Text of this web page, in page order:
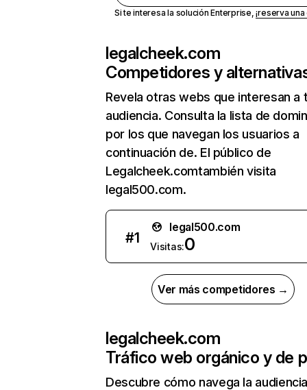
Si te interesa la solución Enterprise,¡reserva
legalcheek.com
Competidores y
Revela otras webs que interesan a
audiencia. Consulta la lista de
por los que navegan los usuarios a
continuación de. El público de
Legalcheek.comtambién visita
legal500.com.
#1
legal500.com
Visitas:0
Ver más competidores →
legalcheek.com
Tráfico web orgánico y de
Descubre cómo navega la